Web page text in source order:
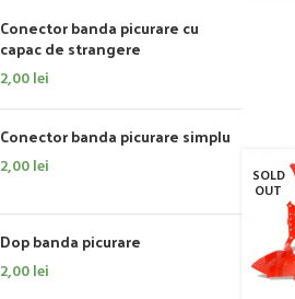
Conector banda picurare cu
capac de strangere
2,00lei
Conector banda picurare simplu
2,00lei
Dop banda picurare
2,00lei
SOLD
OUT